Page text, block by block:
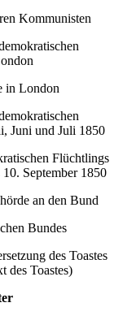
Kommunisten
in London
Juni und Juli 1850
Flüchtlings
September 1850
an den Bund
Bundes
des Toastes
des Toastes)